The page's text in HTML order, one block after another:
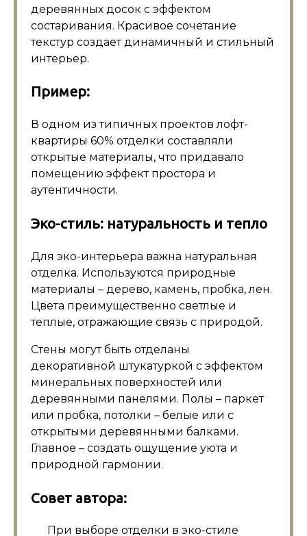
деревянных досок с эффектом
состаривания. Красивое сочетание
текстур создает динамичный и стильный
интерьер.
Пример:
В одном из типичных проектов лофт-
квартиры 60% отделки составляли
открытые материалы, что придавало
помещению эффект простора и
аутентичности.
Эко-стиль: натуральность и тепло
Для эко-интерьера важна натуральная
отделка. Используются природные
материалы – дерево, камень, пробка, лен.
Цвета преимущественно светлые и
теплые, отражающие связь с природой.
Стены могут быть отделаны
декоративной штукатуркой с эффектом
минеральных поверхностей или
деревянными панелями. Полы – паркет
или пробка, потолки – белые или с
открытыми деревянными балками.
Главное – создать ощущение уюта и
природной гармонии.
Совет автора:
При выборе отделки в эко-стиле